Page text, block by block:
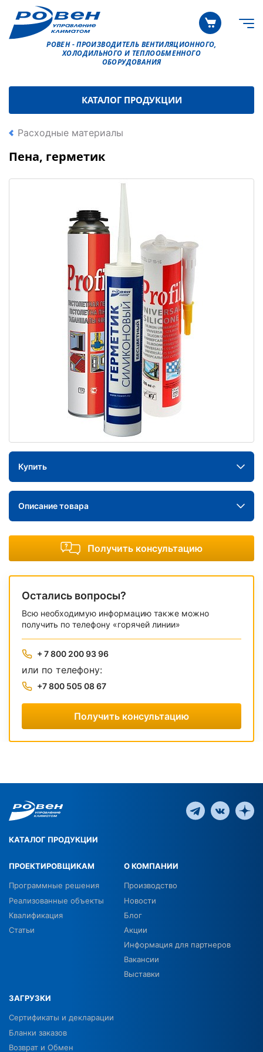
РОВЕН - ПРОИЗВОДИТЕЛЬ ВЕНТИЛЯЦИОННОГО,
ХОЛОДИЛЬНОГО И ТЕПЛООБМЕННОГО
ОБОРУДОВАНИЯ
КАТАЛОГ ПРОДУКЦИИ
Расходные материалы
Пена, герметик
Купить
Описание товара
Получить консультацию
Остались вопросы?
Всю необходимую информацию также можно
получить по телефону «горячей линии»
+ 7 800 200 93 96
или по телефону:
+7 800 505 08 67
Получить консультацию
КАТАЛОГ ПРОДУКЦИИ
ПРОЕКТИРОВЩИКАМ
Программные решения
Реализованные объекты
Квалификация
Статьи
О КОМПАНИИ
Производство
Новости
Блог
Акции
Информация для партнеров
Вакансии
Выставки
ЗАГРУЗКИ
Сертификаты и декларации
Бланки заказов
Возврат и Обмен